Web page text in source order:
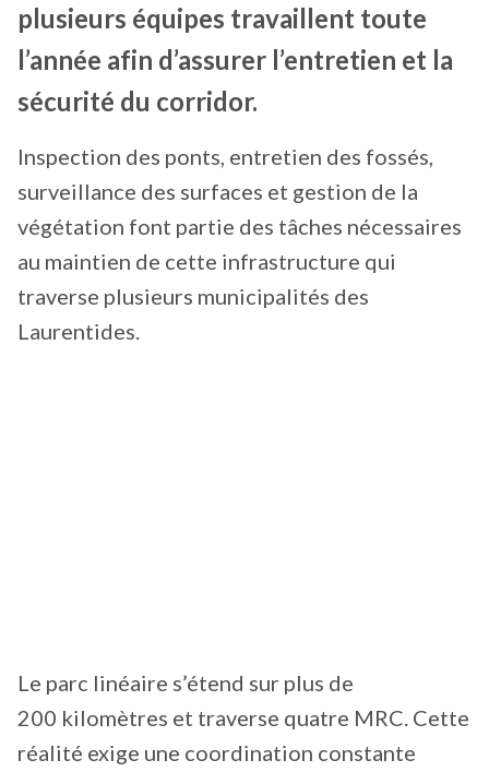
plusieurs équipes travaillent toute
l’année afin d’assurer l’entretien et la
sécurité du corridor.
Inspection des ponts, entretien des fossés,
surveillance des surfaces et gestion de la
végétation font partie des tâches nécessaires
au maintien de cette infrastructure qui
traverse plusieurs municipalités des
Laurentides.
Le parc linéaire s’étend sur plus de
200 kilomètres et traverse quatre MRC. Cette
réalité exige une coordination constante